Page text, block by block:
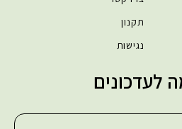
תקנון
נגישות
לעדכונים